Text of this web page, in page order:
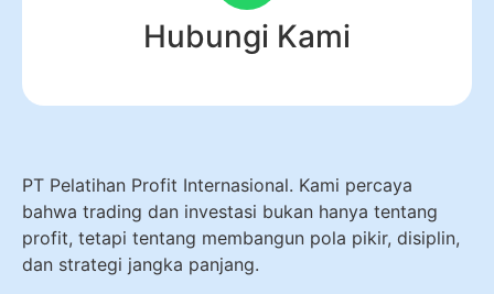
Hubungi Kami
PT Pelatihan Profit Internasional. Kami percaya
bahwa trading dan investasi bukan hanya tentang
profit, tetapi tentang membangun pola pikir, disiplin,
dan strategi jangka panjang.